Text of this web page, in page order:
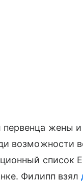
первенца жены
возможности
список
Филипп взял